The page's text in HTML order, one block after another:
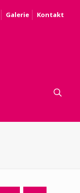
Galerie Kontakt